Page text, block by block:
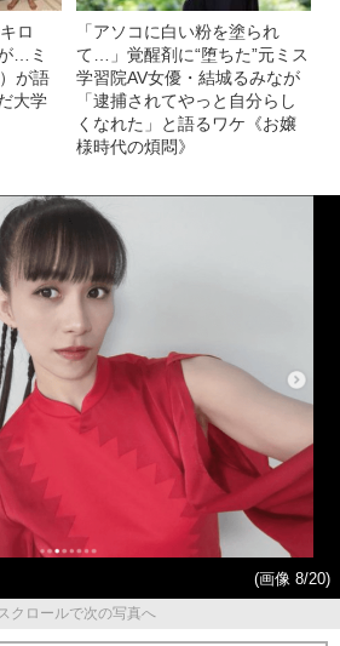
ロ
…ミ
が語
大学
「アソコに白い粉を塗られ
て…」覚醒剤に“堕ちた”元ミス
学習院AV女優・結城るみなが
「逮捕されてやっと自分らし
くなれた」と語るワケ《お嬢
様時代の煩悶》
(画像 8/20)
クロールで次の写真へ